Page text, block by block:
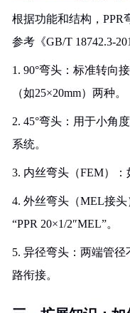
根据功能和结构，PPR
参考《GB/T 18742.3-
1. 90°弯头：标准转向
（如25×20mm）两种。
2. 45°弯头：用于小角
系统。
3. 内丝弯头（FEM）：
4. 外丝弯头（MEL接
“PPR 20×1/2″MEL”。
5. 异径弯头：两端管径
路衔接。